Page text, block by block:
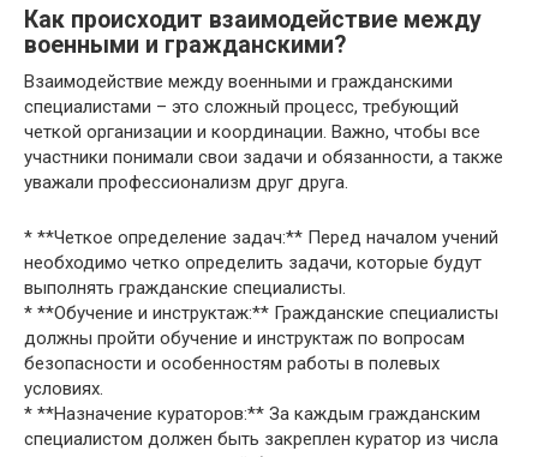
Как происходит взаимодействие между
военными и гражданскими?
Взаимодействие между военными и гражданскими
специалистами – это сложный процесс, требующий
четкой организации и координации. Важно, чтобы все
участники понимали свои задачи и обязанности, а также
уважали профессионализм друг друга.
* **Четкое определение задач:** Перед началом учений
необходимо четко определить задачи, которые будут
выполнять гражданские специалисты.
* **Обучение и инструктаж:** Гражданские специалисты
должны пройти обучение и инструктаж по вопросам
безопасности и особенностям работы в полевых
условиях.
* **Назначение кураторов:** За каждым гражданским
специалистом должен быть закреплен куратор из числа